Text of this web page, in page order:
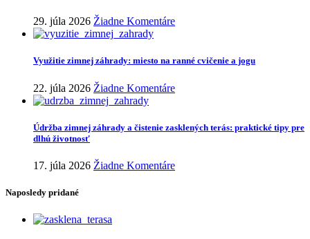
29. júla 2026 Žiadne Komentáre
Využitie zimnej záhrady: miesto na ranné cvičenie a jogu
22. júla 2026 Žiadne Komentáre
Údržba zimnej záhrady a čistenie zasklených terás: praktické tipy pre
dlhú životnosť
17. júla 2026 Žiadne Komentáre
Naposledy pridané